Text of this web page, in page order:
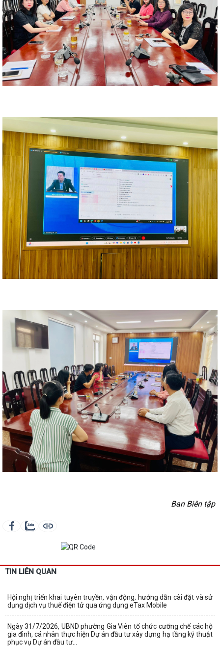
Ban Biên tập
TIN LIÊN QUAN
Hội nghị triển khai tuyên truyền, vận động, hướng dẫn cài đặt và sử
dụng dịch vụ thuế điện tử qua ứng dụng eTax Mobile
Ngày 31/7/2026, UBND phường Gia Viên tổ chức cưỡng chế các hộ
gia đình, cá nhân thực hiện Dự án đầu tư xây dựng hạ tầng kỹ thuật
phục vụ Dự án đầu tư...